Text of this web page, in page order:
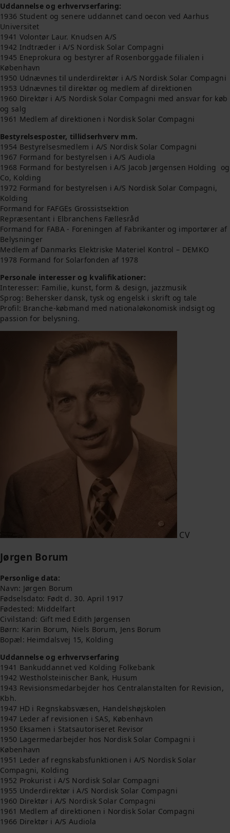
Uddannelse og erhvervserfaring:
1936 Student og senere uddannet cand oecon ved Aarhus
Universitet
1941 Volontør Laur. Knudsen A/S
1942 Indtræder i A/S Nordisk Solar Compagni
1945 Eneprokura og bestyrer af Rosenborggade filialen i
København
1950 Udnævnes til underdirektør i A/S Nordisk Solar Compagni
1953 Udnævnes til direktør og medlem af direktionen
1960 Direktør i A/S Nordisk Solar Compagni med ansvar for køb
og salg
1961 Medlem af direktionen i Nordisk Solar Compagni
Bestyrelsesposter, tillidserhverv mm.
1954 Bestyrelsesmedlem i A/S Nordisk Solar Compagni
1967 Formand for bestyrelsen i A/S Audiola
1968 Formand for bestyrelsen i A/S Jacob Jørgensen Holding og
Co, Kolding
1972 Formand for bestyrelsen i A/S Nordisk Solar Compagni,
Kolding
Formand for FAFGEs Grossistsektion
Repræsentant i Elbranchens Fællesråd
Formand for FABA - Foreningen af Fabrikanter og importører af
Belysninger
Medlem af Danmarks Elektriske Materiel Kontrol – DEMKO
1978 Formand for Solarfonden af 1978
Personale interesser og kvalifikationer:
Interesser: Familie, kunst, form & design, jazzmusik
Sprog: Behersker dansk, tysk og engelsk i skrift og tale
Profil: Branche-købmand med nationaløkonomisk indsigt og
passion for belysning.
CV
Jørgen Borum
Personlige data:
Navn: Jørgen Borum
Fødselsdato: Født d. 30. April 1917
Fødested: Middelfart
Civilstand: Gift med Edith Jørgensen
Børn: Karin Borum, Niels Borum, Jens Borum
Bopæl: Heimdalsvej 15, Kolding
Uddannelse og erhvervserfaring
1941 Bankuddannet ved Kolding Folkebank
1942 Westholsteinischer Bank, Husum
1943 Revisionsmedarbejder hos Centralanstalten for Revision,
Kbh.
1947 HD i Regnskabsvæsen, Handelshøjskolen
1947 Leder af revisionen i SAS, København
1950 Eksamen i Statsautoriseret Revisor
1950 Lagermedarbejder hos Nordisk Solar Compagni i
København
1951 Leder af regnskabsfunktionen i A/S Nordisk Solar
Compagni, Kolding
1952 Prokurist i A/S Nordisk Solar Compagni
1955 Underdirektør i A/S Nordisk Solar Compagni
1960 Direktør i A/S Nordisk Solar Compagni
1961 Medlem af direktionen i Nordisk Solar Compagni
1966 Direktør i A/S Audiola